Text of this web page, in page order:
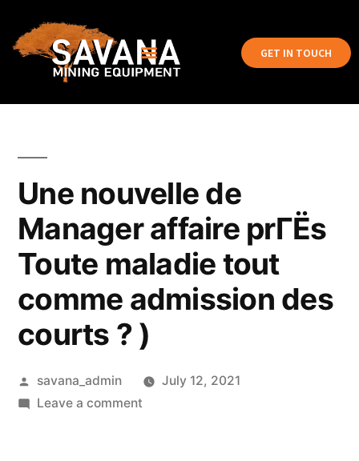
GET IN TOUCH
Une nouvelle de
Manager affaire prГЁs
Toute maladie tout
comme admission des
courts ? )
savana_admin
July 12, 2021
Leave a comment